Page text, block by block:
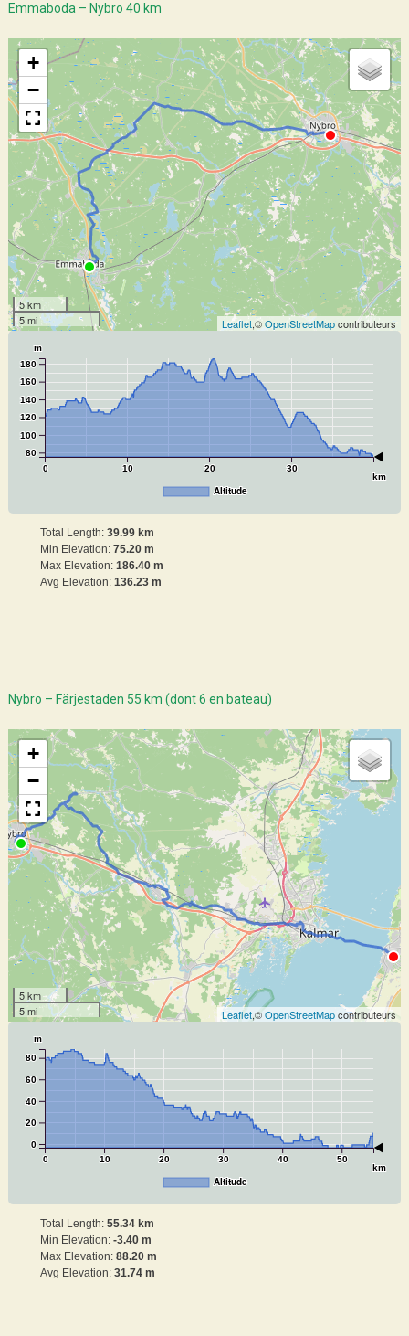
Emmaboda – Nybro 40 km
+
−
5 km
5 mi
Leaflet,©OpenStreetMapcontributeurs
0 10 20 30
km
80
100
120
140
160
180
m
Altitude
Total Length: 39.99 km
Min Elevation: 75.20 m
Max Elevation: 186.40 m
Avg Elevation: 136.23 m
Nybro – Färjestaden 55 km (dont 6 en bateau)
+
−
5 km
5 mi
Leaflet,©OpenStreetMapcontributeurs
0 10 20 30 40 50
km
0
20
40
60
80
m
Altitude
Total Length: 55.34 km
Min Elevation: -3.40 m
Max Elevation: 88.20 m
Avg Elevation: 31.74 m